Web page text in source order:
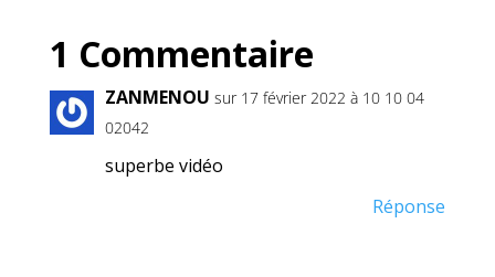
1 Commentaire
ZANMENOU sur 17 février 2022 à 10 10 04
02042
superbe vidéo
Réponse